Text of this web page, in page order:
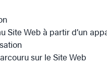
Site Web à partir d’un
sur le Site Web